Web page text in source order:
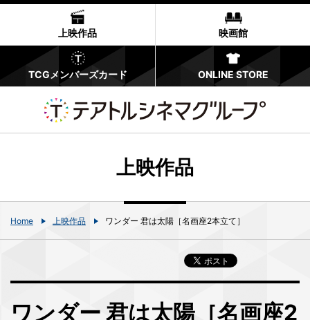
上映作品 映画館
TCGメンバーズカード ONLINE STORE
上映作品
Home 上映作品 ワンダー 君は太陽［名画座2本立て］
ワンダー 君は太陽［名画座2